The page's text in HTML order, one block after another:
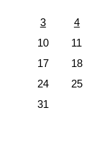
3
4
10
11
17
18
24
25
31